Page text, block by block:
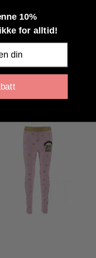
10%
for alltid!